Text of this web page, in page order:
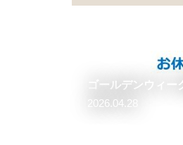
ゴールデンウィー
2026.04.28